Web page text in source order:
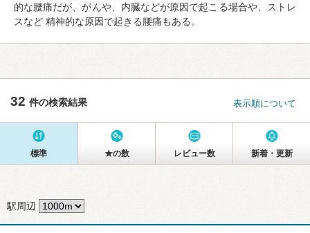
的な腰痛だが、がんや、内臓などが原因で起こる場合や、ストレ
スなど 精神的な原因で起きる腰痛もある。
32 件の検索結果 表示順について
標準 ★の数 レビュー数 新着・更新
駅周辺